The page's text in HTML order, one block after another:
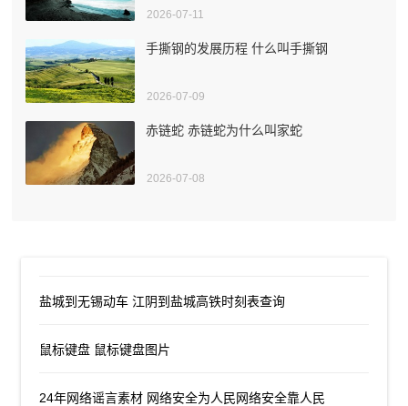
2026-07-11
手撕钢的发展历程 什么叫手撕钢
2026-07-09
赤链蛇 赤链蛇为什么叫家蛇
2026-07-08
盐城到无锡动车 江阴到盐城高铁时刻表查询
鼠标键盘 鼠标键盘图片
24年网络谣言素材 网络安全为人民网络安全靠人民